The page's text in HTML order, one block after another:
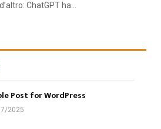
ChatGPT ha...
Post for WordPress
2025